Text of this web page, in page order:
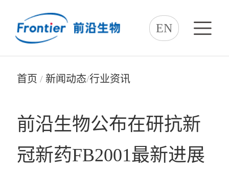
EN
首页 / 新闻动态/行业资讯
前沿生物公布在研抗新
冠新药FB2001最新进展